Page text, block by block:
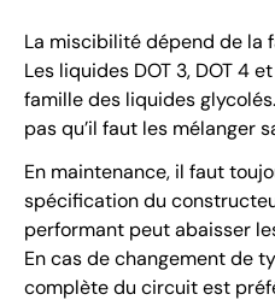
La miscibilité dépend de la
Les liquides DOT 3, DOT 4
famille des liquides
pas qu’il faut les mélanger
En maintenance, il faut
spécification du
performant peut abaisser
En cas de changement de
complète du circuit est